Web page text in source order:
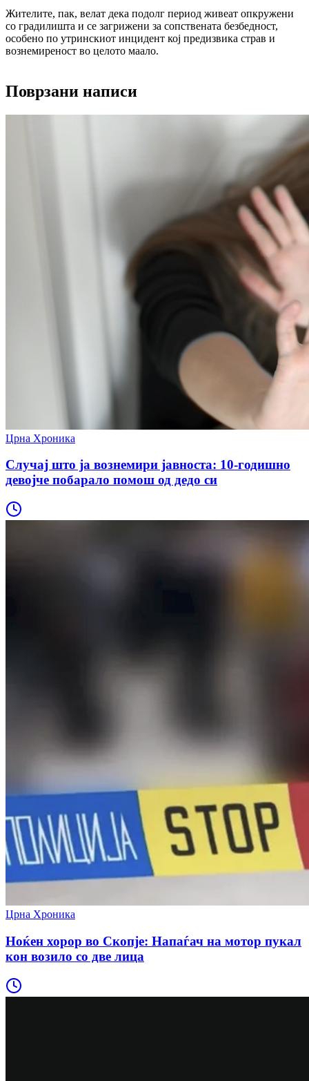
Жителите, пак, велат дека подолг период живеат опкружени
со градилишта и се загрижени за сопствената безбедност,
особено по утринскиот инцидент кој предизвика страв и
вознемиреност во целото маало.
Поврзани написи
Црна Хроника
Случај што ја вознемири јавноста: 10-годишно
девојче побарало помош од дедо си
Црна Хроника
Ноќен хорор во Скопје: Напаѓач на мотор пукал
кон возило со две лица